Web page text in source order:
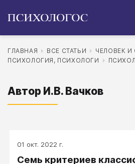
ГЛАВНАЯ ВСЕ СТАТЬИ
ЧЕЛОВЕК
ПСИХОЛОГИЯ, ПСИХОЛОГИ
Автор И.В. Вачков
01 окт. 2022 г.
Семь критериев